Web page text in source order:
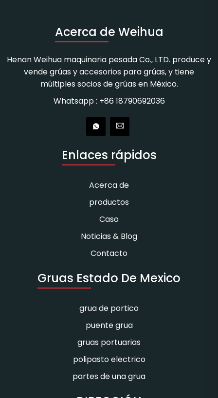
Acerca de Weihua
Henan Weihua maquinaria pesada Co., LTD. produce y
vende grúas y accesorios para grúas, y tiene
múltiples socios de grúas en México.
Whatsapp : +86 18790692036
Enlaces rápidos
Acerca de
productos
Caso
Noticias & Blog
Contacto
Gruas Estado De Mexico
grua de portico
puente grua
gruas portuarias
polipasto electrico
partes de una grua